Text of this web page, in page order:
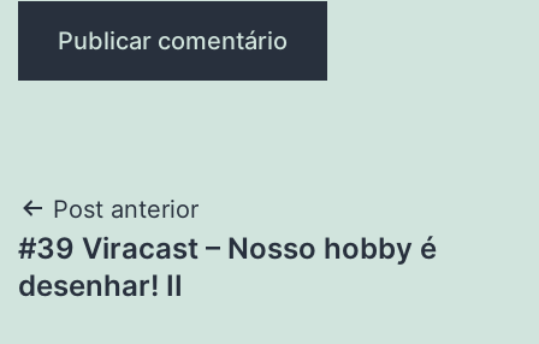
Post anterior
#39 Viracast – Nosso hobby é
desenhar! II